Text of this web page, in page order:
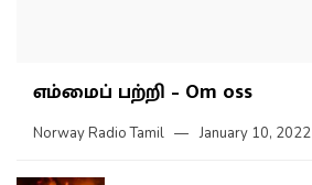
எம்மைப் பற்றி – Om oss
Norway Radio Tamil January 10, 2022